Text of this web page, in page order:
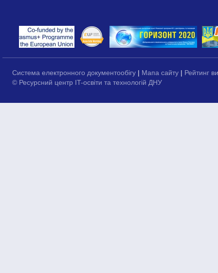
Система електронного документообігу | Мапа сайту | Рейтинг
© Ресурсний центр IT-освіти та технологій ДНУ